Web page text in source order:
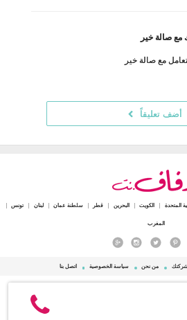
مع صالة خير
مع صالة خير
أضف تعليقاً
المتحدة الكويت البحرين قطر سلطنة عمان لبنان تونس
المغرب
من نحن سياسة الخصوصية اتصل بنا